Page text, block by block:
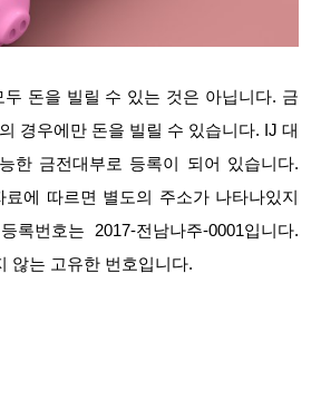
돈을 빌릴 수 있는 것은 아닙니다. 금
경우에만 돈을 빌릴 수 있습니다. IJ 대
한 금전대부로 등록이 되어 있습니다.
료에 따르면 별도의 주소가 나타나있지
록번호는 2017-전남나주-0001입니다.
않는 고유한 번호입니다.